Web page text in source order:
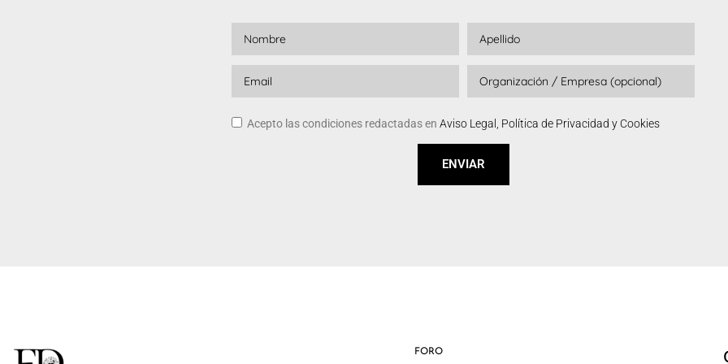
Acepto las condiciones redactadas en Aviso Legal, Política de Privacidad y Cookies
ENVIAR
FORO